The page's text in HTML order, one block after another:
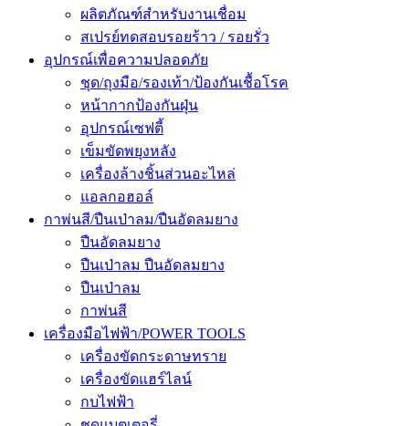
ผลิตภัณฑ์สำหรับงานเชื่อม
สเปรย์ทดสอบรอยร้าว / รอยรั่ว
อุปกรณ์เพื่อความปลอดภัย
ชุด/ถุงมือ/รองเท้า/ป้องกันเชื้อโรค
หน้ากากป้องกันฝุ่น
อุปกรณ์เซฟตี้
เข็มขัดพยุงหลัง
เครื่องล้างชิ้นส่วนอะไหล่
แอลกอฮอล์
กาพ่นสี/ปืนเป่าลม/ปืนอัดลมยาง
ปืนอัดลมยาง
ปืนเป่าลม ปืนอัดลมยาง
ปืนเป่าลม
กาพ่นสี
เครื่องมือไฟฟ้า/POWER TOOLS
เครื่องขัดกระดาษทราย
เครื่องขัดแฮร์ไลน์
กบไฟฟ้า